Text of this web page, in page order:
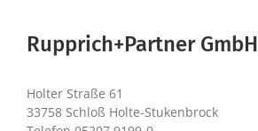
Rupprich+Partner GmbH
Holter Straße 61
33758 Schloß Holte-Stukenbrock